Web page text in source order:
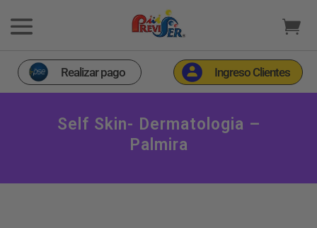
Realizar pago Ingreso Clientes
Self Skin- Dermatologia –
Palmira